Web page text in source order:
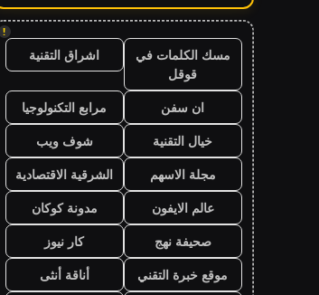
!
مسك الكلمات في
قوقل
اشراق التقنية
ان سفن
مرابع التكنولوجيا
خيال التقنية
شوف ويب
مجلة الاسهم
الشرقية الاقتصادية
عالم الايفون
مدونة كوكان
صحيفة نهج
كار نيوز
موقع خبرة التقني
أناقة أنثى